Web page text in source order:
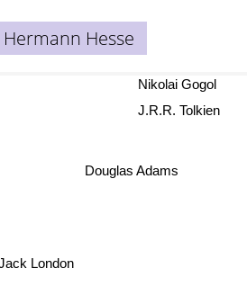
Hermann Hesse
Nikolai Gogol
J.R.R. Tolkien
Douglas Adams
Jack London